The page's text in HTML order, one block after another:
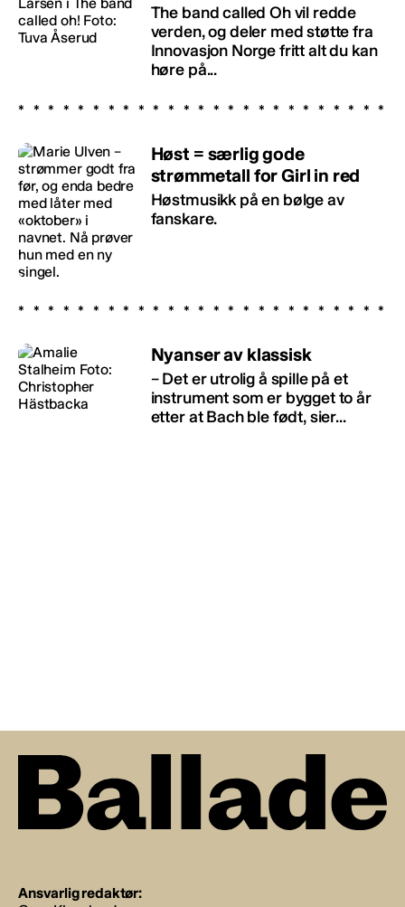
The band called Oh vil redde
verden, og deler med støtte fra
Innovasjon Norge fritt alt du kan
høre på...
Høst = særlig gode
strømmetall for Girl in red
Høstmusikk på en bølge av
fanskare.
Nyanser av klassisk
– Det er utrolig å spille på et
instrument som er bygget to år
etter at Bach ble født, sier...
Ansvarlig redaktør: